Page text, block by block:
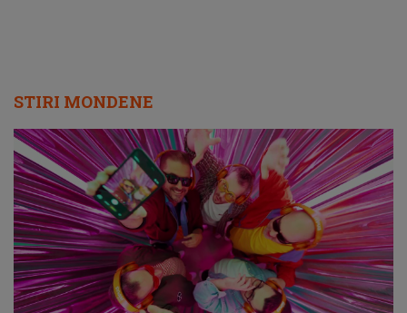
STIRI MONDENE